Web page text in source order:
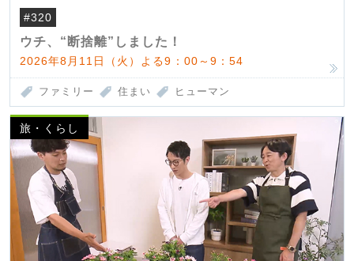
#320
ウチ、“断捨離”しました！
2026年8月11日（火）よる9：00～9：54
ファミリー 住まい ヒューマン
旅・くらし